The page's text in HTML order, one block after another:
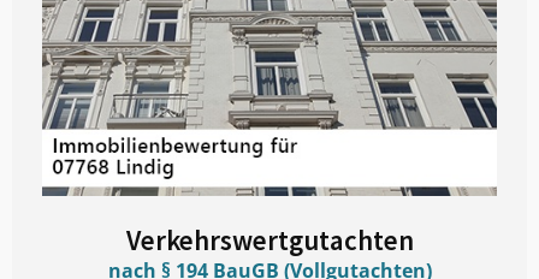
Verkehrswertgutachten
nach § 194 BauGB (Vollgutachten)